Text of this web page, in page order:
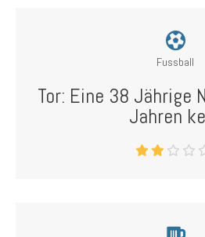
Fussball
Tor: Eine 38 Jährige
Jahren